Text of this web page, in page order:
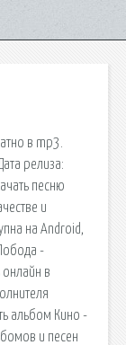
в mp3.
релиза:
песню
и
на Android,
-
онлайн в
альбом Кино -
и песен